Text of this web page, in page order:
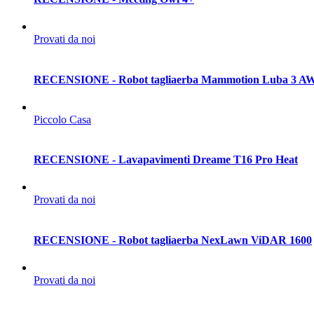
Provati da noi
RECENSIONE - Robot tagliaerba Mammotion Luba 3
Piccolo Casa
RECENSIONE - Lavapavimenti Dreame T16 Pro Heat
Provati da noi
RECENSIONE - Robot tagliaerba NexLawn ViDAR 1600
Provati da noi